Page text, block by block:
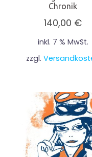
Chronik
140,00 €
inkl. 7 % MwSt.
zzgl.